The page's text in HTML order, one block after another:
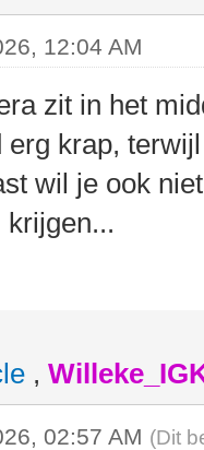
12:04 AM
zit in het
erg krap,
wil je ook
krijgen...
,
02:57 AM (Dit